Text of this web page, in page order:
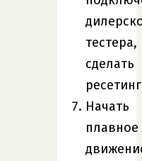
тестера,
сделать
Начать
плавное